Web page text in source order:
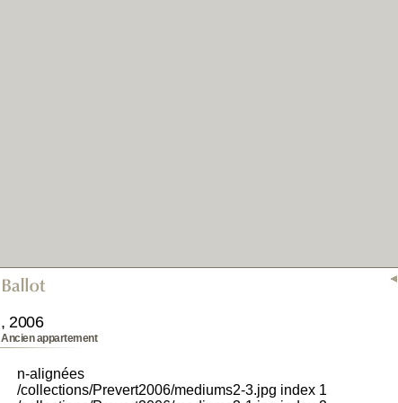
, 2006
Ancien appartement
n-alignées
/collections/Prevert2006/mediums2-3.jpg index 1